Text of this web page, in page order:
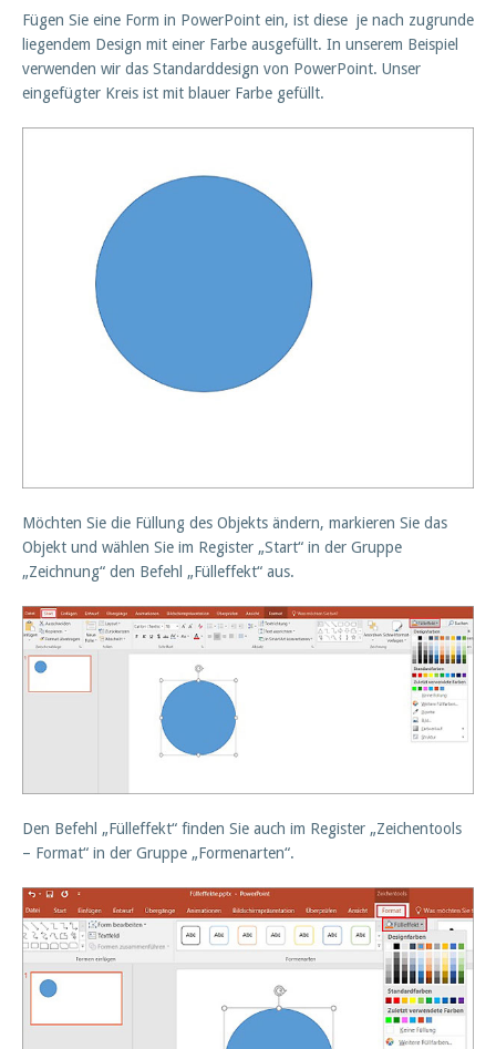
Fügen Sie eine Form in PowerPoint ein, ist diese je nach zugrunde
liegendem Design mit einer Farbe ausgefüllt. In unserem Beispiel
verwenden wir das Standarddesign von PowerPoint. Unser
eingefügter Kreis ist mit blauer Farbe gefüllt.
Möchten Sie die Füllung des Objekts ändern, markieren Sie das
Objekt und wählen Sie im Register „Start“ in der Gruppe
„Zeichnung“ den Befehl „Fülleffekt“ aus.
Den Befehl „Fülleffekt“ finden Sie auch im Register „Zeichentools
– Format“ in der Gruppe „Formenarten“.